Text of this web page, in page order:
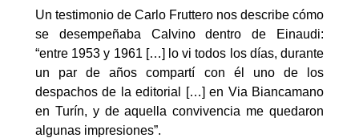
Un testimonio de Carlo Fruttero nos describe cómo
se desempeñaba Calvino dentro de Einaudi:
“entre 1953 y 1961 […] lo vi todos los días, durante
un par de años compartí con él uno de los
despachos de la editorial […] en Via Biancamano
en Turín, y de aquella convivencia me quedaron
algunas impresiones”.